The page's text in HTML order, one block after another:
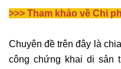
>>> Tham khảo về Chi
Chuyên đề trên đây là
công chứng khai di sản